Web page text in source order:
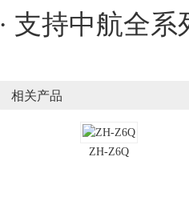
· 支持中航全
相关产品
ZH-Z6Q